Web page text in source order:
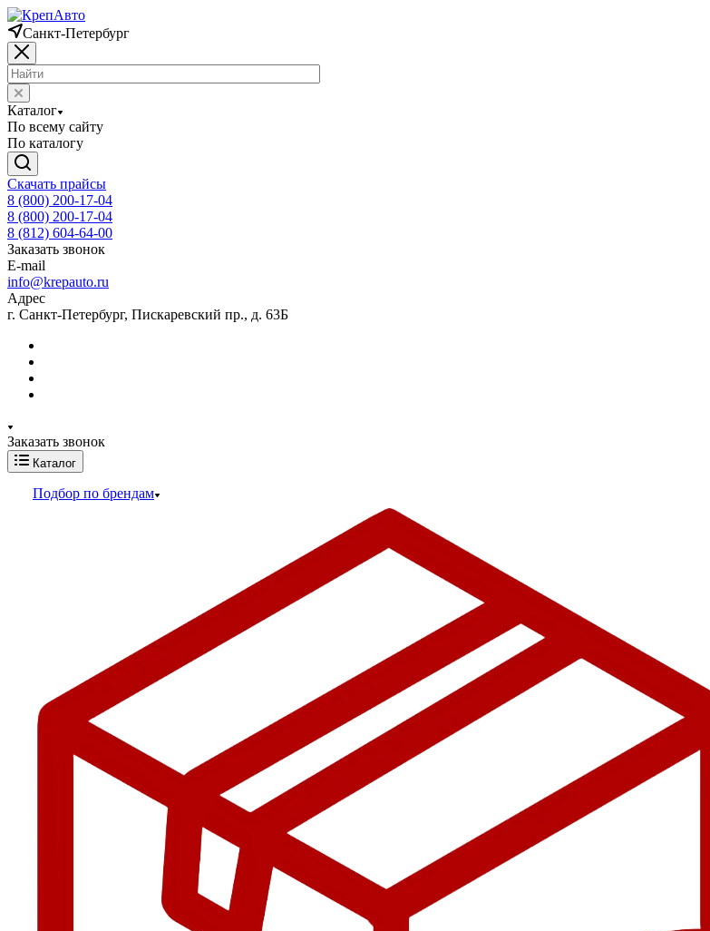
Санкт-Петербург
Каталог
По всему сайту
По каталогу
Скачать прайсы
8 (800) 200-17-04
8 (800) 200-17-04
8 (812) 604-64-00
Заказать звонок
E-mail
info@krepauto.ru
Адрес
г. Санкт-Петербург, Пискаревский пр., д. 63Б
Заказать звонок
Каталог
Подбор по брендам